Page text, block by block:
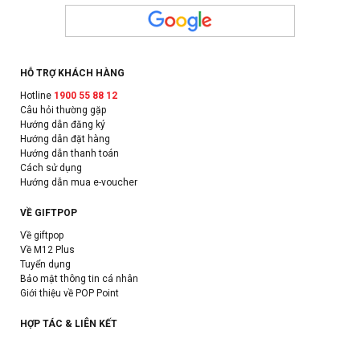
HỖ TRỢ KHÁCH HÀNG
Hotline 1900 55 88 12
Câu hỏi thường gặp
Hướng dẫn đăng ký
Hướng dẫn đặt hàng
Hướng dẫn thanh toán
Cách sử dụng
Hướng dẫn mua e-voucher
VỀ GIFTPOP
Về giftpop
Về M12 Plus
Tuyển dụng
Bảo mật thông tin cá nhân
Giới thiệu về POP Point
HỢP TÁC & LIÊN KẾT